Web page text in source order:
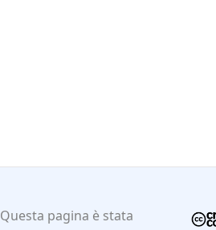
Questa pagina è stata